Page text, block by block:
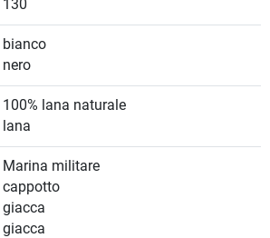
130
bianco
nero
100% lana naturale
lana
Marina militare
cappotto
giacca
giacca